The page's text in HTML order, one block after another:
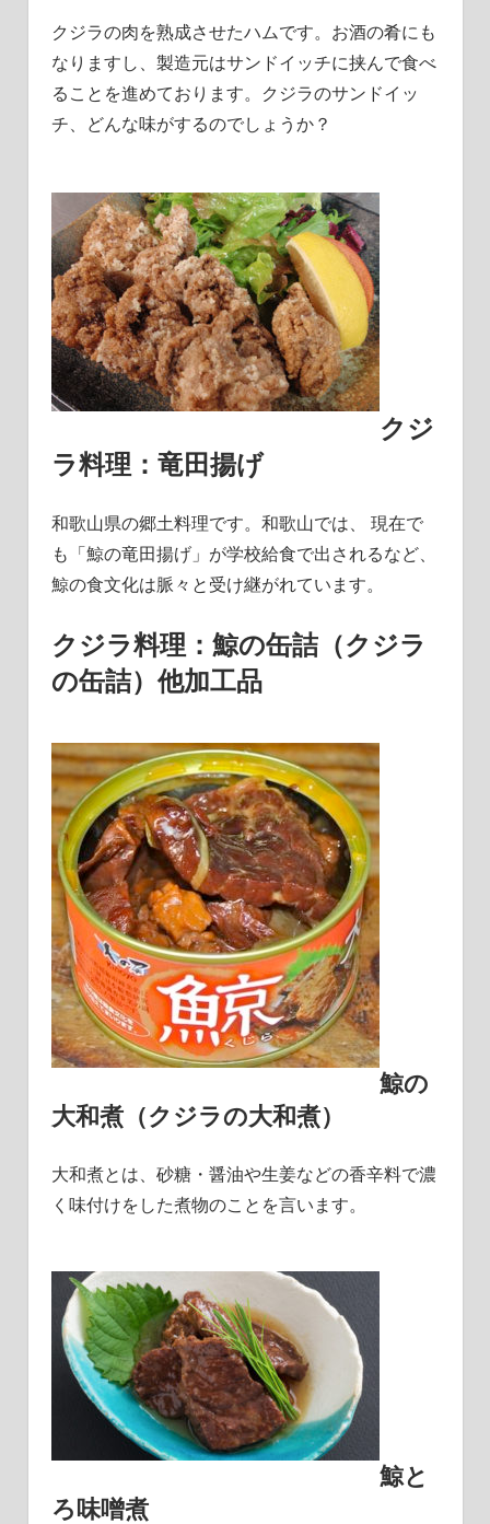
クジラの肉を熟成させたハムです。お酒の肴にも
なりますし、製造元はサンドイッチに挟んで食べ
ることを進めております。クジラのサンドイッ
チ、どんな味がするのでしょうか？
クジ
ラ料理：竜田揚げ
和歌山県の郷土料理です。和歌山では、 現在で
も「鯨の竜田揚げ」が学校給食で出されるなど、
鯨の食文化は脈々と受け継がれています。
クジラ料理：鯨の缶詰（クジラ
の缶詰）他加工品
鯨の
大和煮（クジラの大和煮）
大和煮とは、砂糖・醤油や生姜などの香辛料で濃
く味付けをした煮物のことを言います。
鯨と
ろ味噌煮